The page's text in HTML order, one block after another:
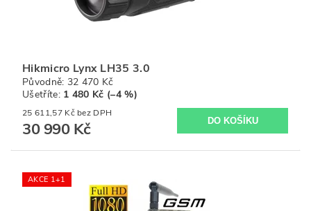
Hikmicro Lynx LH35 3.0
Původně: 32 470 Kč
Ušetříte: 1 480 Kč (–4 %)
25 611,57 Kč bez DPH
30 990 Kč
AKCE 1+1